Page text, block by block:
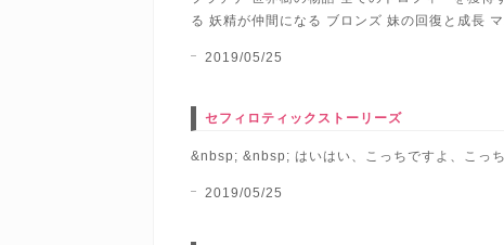
る 妖精が仲間になる ブロンズ 妹の回復と成長
2019/05/25
セフィロティックストーリーズ
&nbsp; &nbsp; はいはい、こっちですよ、こっ
2019/05/25